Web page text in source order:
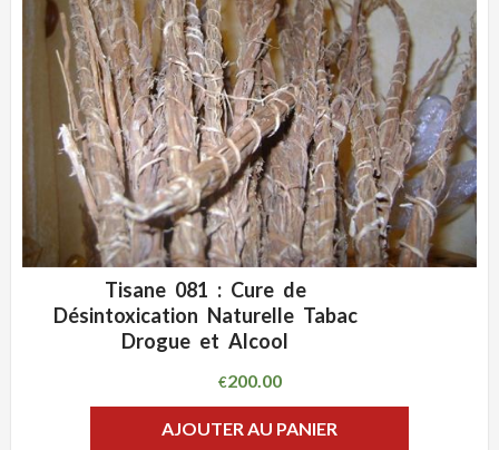
ADD WISHLIST
Tisane 081 : Cure de
Désintoxication Naturelle Tabac
Drogue et Alcool
€200.00
AJOUTER AU PANIER